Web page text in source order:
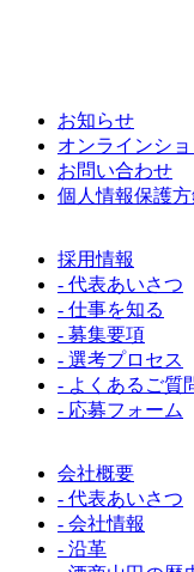
お知らせ
オンラインシ
お問い合わせ
個人情報保護
採用情報
- 代表あいさつ
- 仕事を知る
- 募集要項
- 選考プロセス
- よくあるご質
- 応募フォーム
会社概要
- 代表あいさつ
- 会社情報
- 沿革